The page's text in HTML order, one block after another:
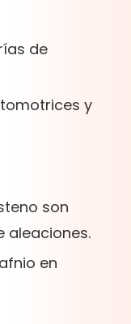
de
y
son
aleaciones.
en